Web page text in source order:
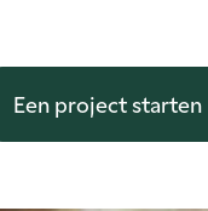
Een project starten